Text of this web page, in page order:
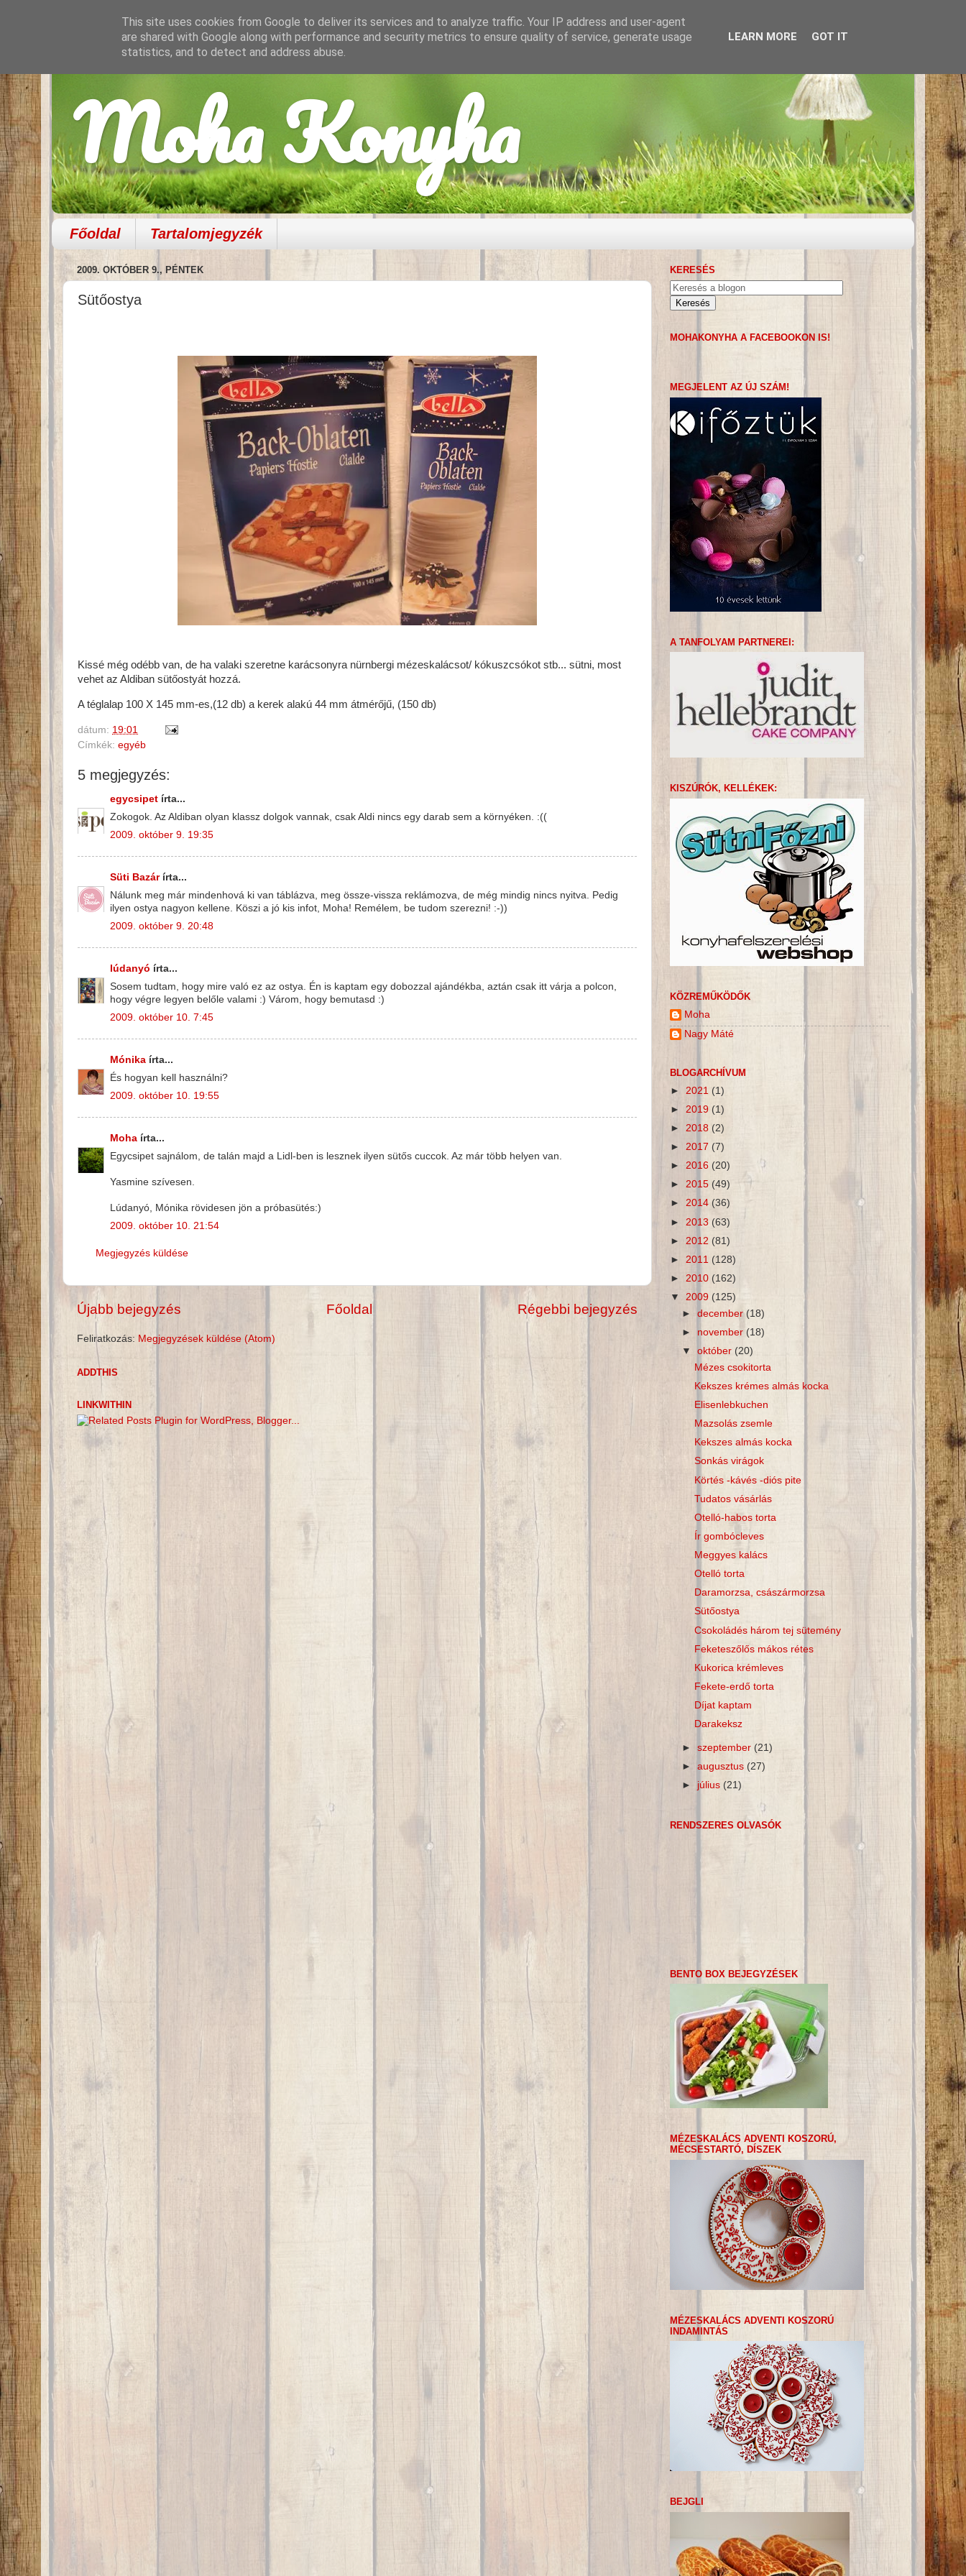
Moha Konyha
Főoldal Tartalomjegyzék
2009. OKTÓBER 9., PÉNTEK
Sütőostya
Kissé még odébb van, de ha valaki szeretne karácsonyra nürnbergi mézeskalácsot/ kókuszcsókot stb... sütni, most
vehet az Aldiban sütőostyát hozzá.
A téglalap 100 X 145 mm-es,(12 db) a kerek alakú 44 mm átmérőjű, (150 db)
dátum: 19:01
Címkék: egyéb
5 megjegyzés:
egycsipet írta...
Zokogok. Az Aldiban olyan klassz dolgok vannak, csak Aldi nincs egy darab sem a környéken. :((
2009. október 9. 19:35
Süti Bazárírta...
Nálunk meg már mindenhová ki van táblázva, meg össze-vissza reklámozva, de még mindig nincs nyitva. Pedig
ilyen ostya nagyon kellene. Köszi a jó kis infot, Moha! Remélem, be tudom szerezni! :-))
2009. október 9. 20:48
lúdanyó írta...
Sosem tudtam, hogy mire való ez az ostya. Én is kaptam egy dobozzal ajándékba, aztán csak itt várja a polcon,
hogy végre legyen belőle valami :) Várom, hogy bemutasd :)
2009. október 10. 7:45
Mónika írta...
És hogyan kell használni?
2009. október 10. 19:55
Moha írta...
Egycsipet sajnálom, de talán majd a Lidl-ben is lesznek ilyen sütős cuccok. Az már több helyen van.
Yasmine szívesen.
Lúdanyó, Mónika rövidesen jön a próbasütés:)
2009. október 10. 21:54
Megjegyzés küldése
Újabb bejegyzés Régebbi bejegyzés
Főoldal
Feliratkozás: Megjegyzések küldése (Atom)
ADDTHIS
LINKWITHIN
KERESÉS
MOHAKONYHA A FACEBOOKON IS!
MEGJELENT AZ ÚJ SZÁM!
A TANFOLYAM PARTNEREI:
KISZÚRÓK, KELLÉKEK:
KÖZREMŰKÖDŐK
Moha
Nagy Máté
BLOGARCHÍVUM
► 2021 (1)
► 2019 (1)
► 2018 (2)
► 2017 (7)
► 2016 (20)
► 2015 (49)
► 2014 (36)
► 2013 (63)
► 2012 (81)
► 2011 (128)
► 2010 (162)
▼ 2009 (125)
►december (18)
► november(18)
▼október (20)
Mézes csokitorta
Kekszes krémes almás kocka
Elisenlebkuchen
Mazsolás zsemle
Kekszes almás kocka
Sonkás virágok
Körtés -kávés -diós pite
Tudatos vásárlás
Otelló-habos torta
Ír gombócleves
Meggyes kalács
Otelló torta
Daramorzsa, császármorzsa
Sütőostya
Csokoládés három tej sütemény
Feketeszőlős mákos rétes
Kukorica krémleves
Fekete-erdő torta
Díjat kaptam
Darakeksz
►szeptember(21)
►augusztus(27)
► július (21)
RENDSZERES OLVASÓK
BENTO BOX BEJEGYZÉSEK
MÉZESKALÁCS ADVENTI KOSZORÚ,
MÉCSESTARTÓ, DÍSZEK
MÉZESKALÁCS ADVENTI KOSZORÚ
INDAMINTÁS
BEJGLI
This site uses cookies from Google to deliver its services and to analyze traffic. Your IP address and user-agent
are shared with Google along with performance and security metrics to ensure quality of service, generate usage
statistics, and to detect and address abuse.
LEARN MORE GOT IT